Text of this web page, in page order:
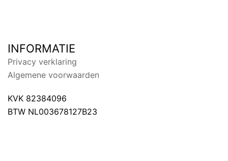
INFORMATIE
Privacy verklaring
Algemene voorwaarden
KVK 82384096
BTW NL003678127B23